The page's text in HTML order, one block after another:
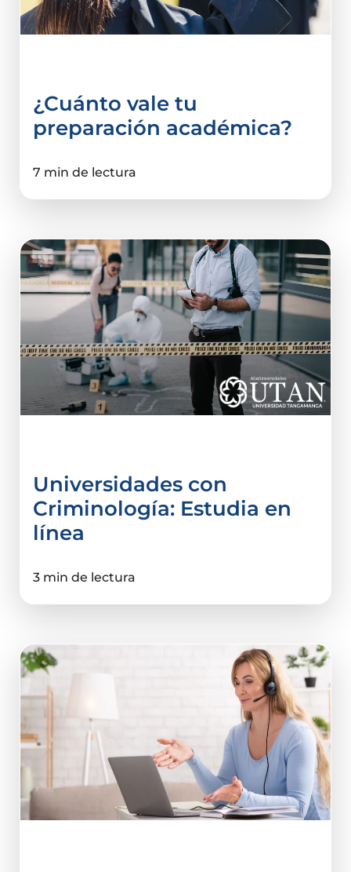
¿Cuánto vale tu
preparación académica?
7 min de lectura
Universidades con
Criminología: Estudia en
línea
3 min de lectura